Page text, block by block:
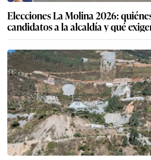
Elecciones La Molina 2026:
candidatos a la alcaldía y qué